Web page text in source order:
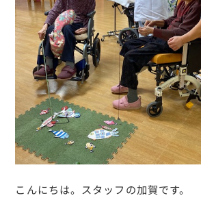
こんにちは。スタッフの加賀です。